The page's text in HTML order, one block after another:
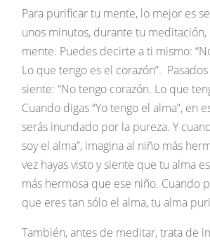
Para purificar tu mente, lo mejor es
unos minutos, durante tu
mente. Puedes decirte a ti mismo:
Lo que tengo es el corazón”.
siente: “No tengo corazón. Lo que
Cuando digas “Yo tengo el alma”, en
serás inundado por la pureza. Y
soy el alma”, imagina al niño más
vez hayas visto y siente que tu alma
más hermosa que ese niño. Cuando
que eres tan sólo el alma, tu alma
También, antes de meditar, trata de